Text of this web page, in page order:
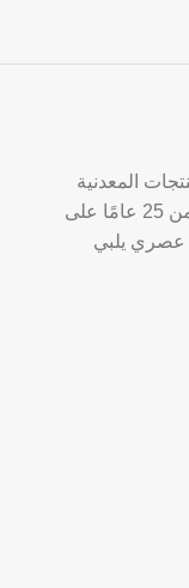
المعدنية
والأدوات المنزلية، نعمل بخبرة تمتد لأكثر من 25 عامًا على
عصري يلبي